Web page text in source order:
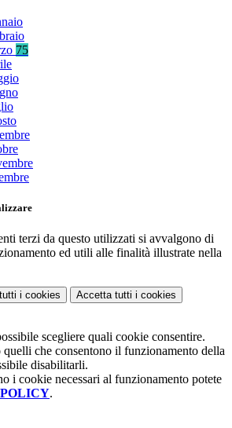
75
terzi da questo utilizzati si avvalgono di
ed utili alle finalità illustrate nella
i cookies Accetta tutti i cookies
scegliere quali cookie consentire.
quelli che consentono il funzionamento della
disabilitarli.
i cookie necessari al funzionamento potete
.